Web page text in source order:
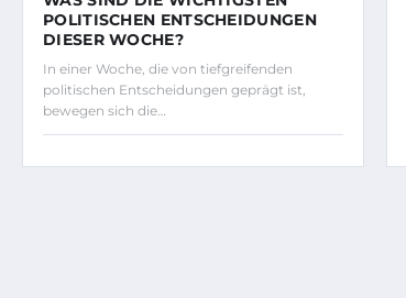
POLITISCHEN ENTSCHEIDUNGEN
DIESER WOCHE?
In einer Woche, die von tiefgreifenden
politischen Entscheidungen geprägt ist,
bewegen sich die…